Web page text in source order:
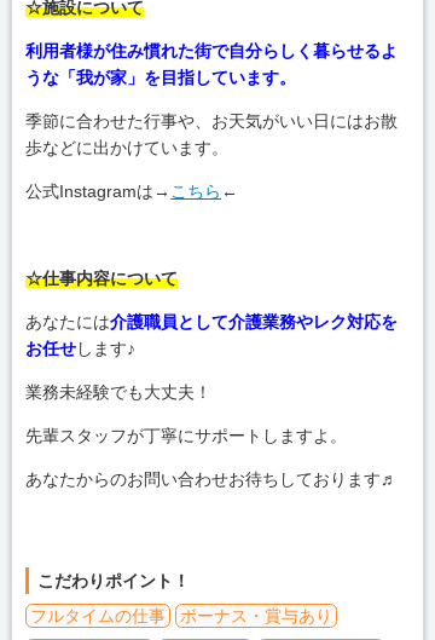
☆施設について
利用者様が住み慣れた街で自分らしく暮らせるよ
うな「我が家」を目指しています。
季節に合わせた行事や、お天気がいい日にはお散
歩などに出かけています。
公式Instagramは→ こちら ←
☆仕事内容について
あなたには介護職員として介護業務やレク対応を
お任せします♪
業務未経験でも大丈夫！
先輩スタッフが丁寧にサポートしますよ。
あなたからのお問い合わせお待ちしております♬
こだわりポイント！
フルタイムの仕事
ボーナス・賞与あり